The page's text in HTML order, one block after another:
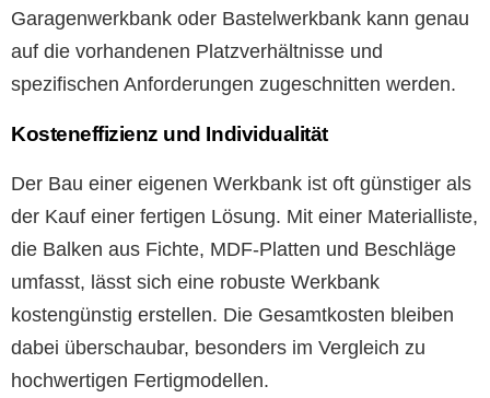
Garagenwerkbank oder Bastelwerkbank kann genau
auf die vorhandenen Platzverhältnisse und
spezifischen Anforderungen zugeschnitten werden.
Kosteneffizienz und Individualität
Der Bau einer eigenen Werkbank ist oft günstiger als
der Kauf einer fertigen Lösung. Mit einer Materialliste,
die Balken aus Fichte, MDF-Platten und Beschläge
umfasst, lässt sich eine robuste Werkbank
kostengünstig erstellen. Die Gesamtkosten bleiben
dabei überschaubar, besonders im Vergleich zu
hochwertigen Fertigmodellen.